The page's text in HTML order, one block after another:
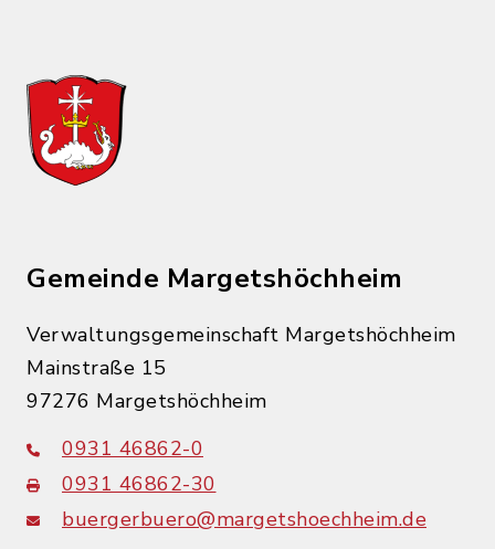
Gemeinde Margetshöchheim
Verwaltungsgemeinschaft Margetshöchheim
Mainstraße 15
97276 Margetshöchheim
0931 46862-0
0931 46862-30
buergerbuero@margetshoechheim.de